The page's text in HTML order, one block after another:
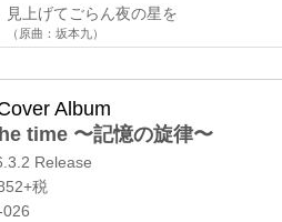
見上げてごらん夜の星を
（原曲：坂本九）
Album
time 〜記憶の旋律〜
Release
税